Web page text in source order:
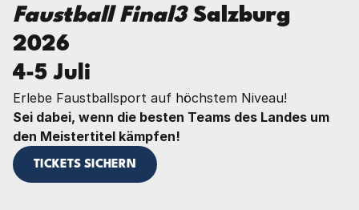
Faustball Final3Salzburg
2026
4-5 Juli
Erlebe Faustballsport auf höchstem Niveau!
Sei dabei, wenn die besten Teams des Landes um
den Meistertitel kämpfen!
TICKETS SICHERN